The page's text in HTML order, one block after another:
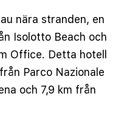
nära stranden, en
Isolotto Beach och
Office. Detta hotell
Parco Nazionale
och 7,9 km från